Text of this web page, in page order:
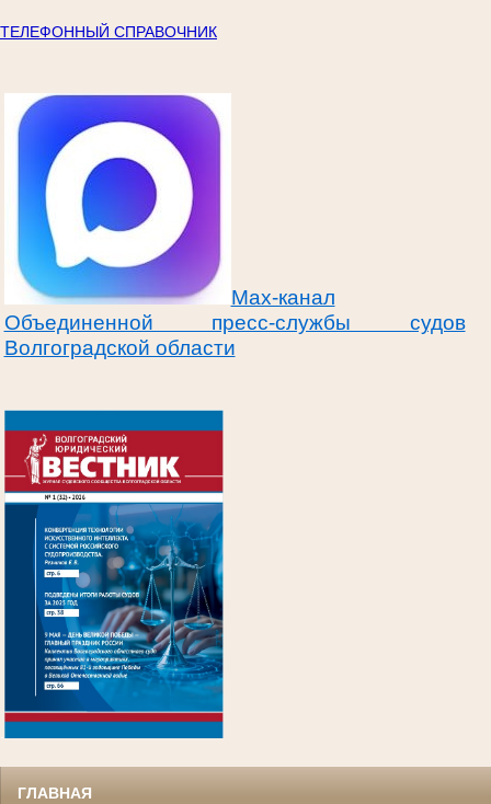
ТЕЛЕФОННЫЙ СПРАВОЧНИК
Max-канал
Объединенной пресс-службы судов
Волгоградской области
ГЛАВНАЯ